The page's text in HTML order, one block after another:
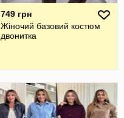
749 грн
Жіночий базовий костюм
двонитка